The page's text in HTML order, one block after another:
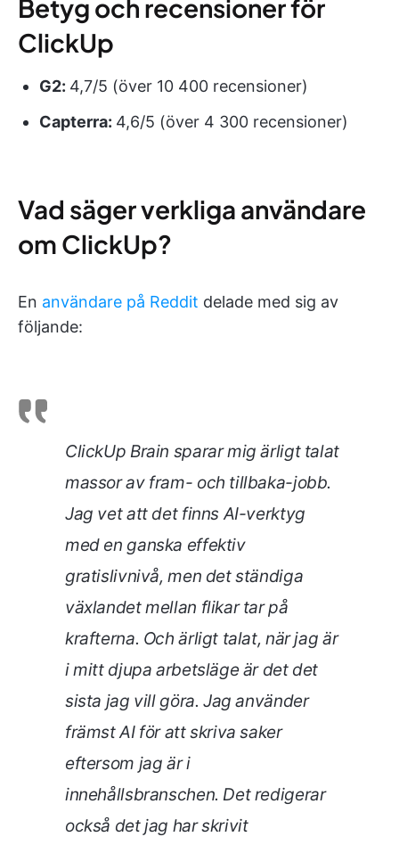
Betyg och recensioner för
ClickUp
G2: 4,7/5 (över 10 400 recensioner)
Capterra: 4,6/5 (över 4 300 recensioner)
Vad säger verkliga användare
om ClickUp?
En användare på Reddit delade med sig av
följande:
ClickUp Brain sparar mig ärligt talat
massor av fram- och tillbaka-jobb.
Jag vet att det finns AI-verktyg
med en ganska effektiv
gratislivnivå, men det ständiga
växlandet mellan flikar tar på
krafterna. Och ärligt talat, när jag är
i mitt djupa arbetsläge är det det
sista jag vill göra. Jag använder
främst AI för att skriva saker
eftersom jag är i
innehållsbranschen. Det redigerar
också det jag har skrivit